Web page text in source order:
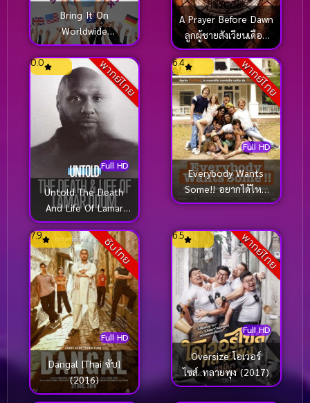
Bring It On
Worldwide
#Cheersmack สาว
เชียร์เท้าไฟ หัวใจวี้ดบึ้ม
ภาค 7 ซับไทย (2017)
A Prayer Before Dawn
ลูกผู้ชายสังเวียนเดือด
(ซับไทย) (2018)
พากย์ไทย
Full HD
0.0
Untold The Death
And Life Of Lamar
Odom ความตายและ
ชีวิตของลามาร์ โอดอม
(2026)
พากย์ไทย
Full HD
6.4
Everybody Wants
Some!! อยากได้ไหม
ใครสักคน (2016)
ซับไทย
Full HD
7.9
Dangal [Thai ซับ]
(2016)
พากย์ไทย
Full HD
6.5
Oversize โอเวอร์
ไซส์..ทลายพุง (2017)